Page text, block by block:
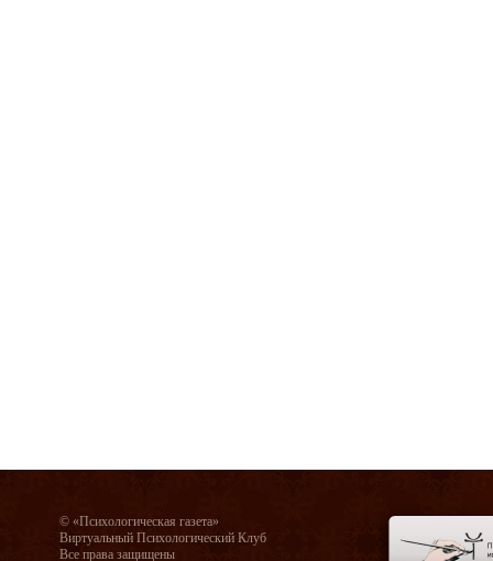
© «Психологическая газета»
Виртуальный Психологический Клуб
Все права защищены